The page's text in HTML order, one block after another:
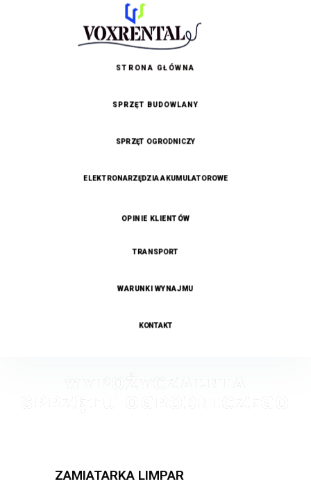
STRONA GŁÓWNA
SPRZĘT BUDOWLANY
SPRZĘT OGRODNICZY
ELEKTRONARZĘDZIA AKUMULATOROWE
OPINIE KLIENTÓW
TRANSPORT
WARUNKI WYNAJMU
KONTAKT
ZAMIATARKA LIMPAR